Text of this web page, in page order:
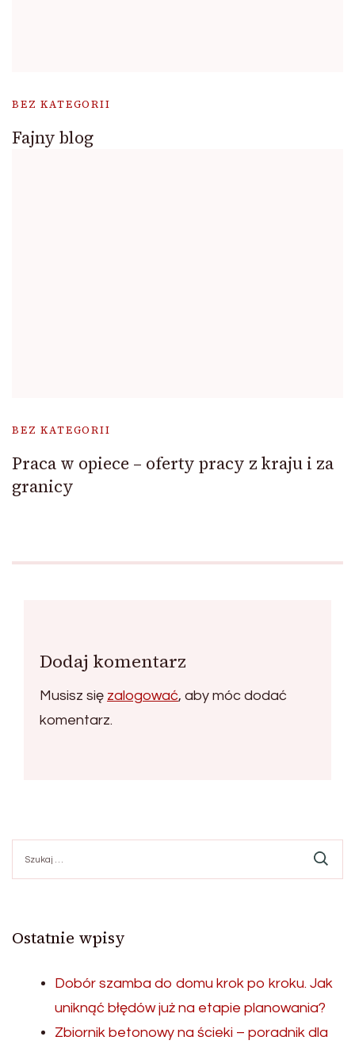
BEZ KATEGORII
Fajny blog
BEZ KATEGORII
Praca w opiece – oferty pracy z kraju i za
granicy
Dodaj komentarz
Musisz się zalogować, aby móc dodać
komentarz.
Ostatnie wpisy
Dobór szamba do domu krok po kroku. Jak
uniknąć błędów już na etapie planowania?
Zbiornik betonowy na ścieki – poradnik dla